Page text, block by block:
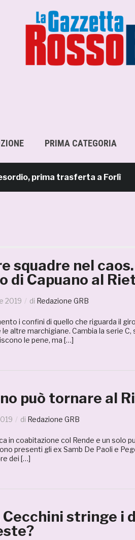
PRIMA CATEGORIA
prima trasferta a Forlì
squadre nel caos.
di Capuano al
2019 di Redazione GRB
i confini di quello che riguarda il
altre marchigiane. Cambia la serie C,
le pene, ma […]
può tornare al
di Redazione GRB
in coabitazione col Rende e un solo
presenti gli ex Samb De Paoli e
dei […]
stringe i